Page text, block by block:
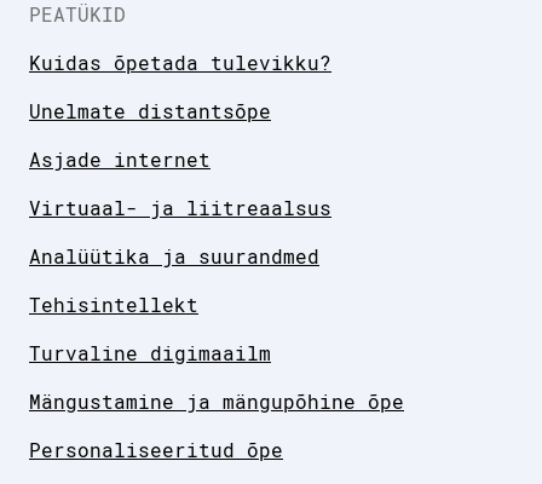
PEATÜKID
Kuidas õpetada tulevikku?
Unelmate distantsõpe
Asjade internet
Virtuaal- ja liitreaalsus
Analüütika ja suurandmed
Tehisintellekt
Turvaline digimaailm
Mängustamine ja mängupõhine õpe
Personaliseeritud õpe